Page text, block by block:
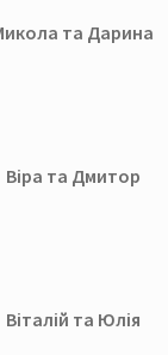
та Дарина
Віра та Дмитор
Віталій та Юлія